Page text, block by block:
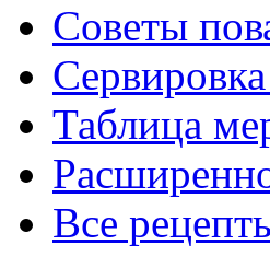
Советы
Сервировка
Таблица
Все